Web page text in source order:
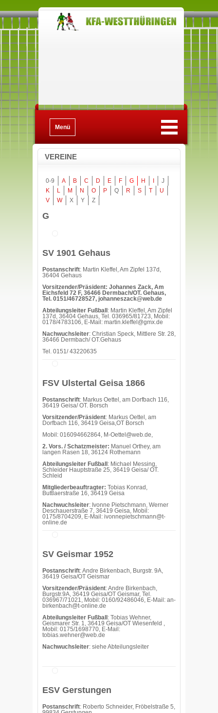
Menü
VEREINE
0-9 A B C D E F G H
J
K
L M N O P Q R S T
U
V
W X Y Z
G
SV 1901 Gehaus
Postanschrift: Martin Kleffel, Am Zipfel 137d,
36404 Gehaus
Vorsitzender/Präsident: Johannes Zack, Am
Eichsfeld 72 F, 36466 Dermbach/OT. Gehaus,
Tel. 0151/46728527, johanneszack@web.de
Abteilungsleiter Fußball : Martin Kleffel, Am Zipfel
137d, 36404 Gehaus, Tel. 036965/81723, Mobil:
0178/4783106, E-Mail: martin.kleffel@gmx.de
Nachwuchsleiter: Christian Speck, Mittlere Str. 28,
36466 Dermbach/ OT.Gehaus
Tel. 0151/ 43220635
FSV Ulstertal Geisa 1866
Postanschrift: Markus Oettel, am Dorfbach 116,
36419 Geisa/ OT. Borsch
Vorsitzender/Präsident: Markus Oettel, am
Dorfbach 116, 36419 Geisa,OT Borsch
Mobil: 016094662864, M-Oettel@web.de,
2. Vors. / Schatzmeister: Manuel Orthey, am
langen Rasen 18, 36124 Rothemann
Abteilungsleiter Fußball : Michael Messing,
Schleider Hauptstraße 25, 36419 Geisa/ OT.
Schleid
Mitgliederbeauftragter: Tobias Konrad,
Buttlaerstraße 16, 36419 Geisa
Nachwuchsleiter: Ivonne Pietschmann, Werner
Deschauerstraße 7, 36419 Geisa, Mobil:
0175/8704209, E-Mail: ivonnepietschmann@t-
online.de
SV Geismar 1952
Postanschrift: Andre Birkenbach, Burgstr. 9A,
36419 Geisa/OT Geismar
Vorsitzender/Präsident: Andre Birkenbach,
Burgstr.9A, 36419 Geisa/OT Geismar, Tel.
036967/71021, Mobil: 0160/92486046, E-Mail: an-
birkenbach@t-online.de
Abteilungsleiter Fußball : Tobias Wehner,
Geismarer Str. 1, 36419 Geisa/OT Wiesenfeld ,
Mobil: 0175/1698770, E-Mail:
tobias.wehner@web.de
Nachwuchsleiter: siehe Abteilungsleiter
ESV Gerstungen
Postanschrift: Roberto Schneider, Fröbelstraße 5,